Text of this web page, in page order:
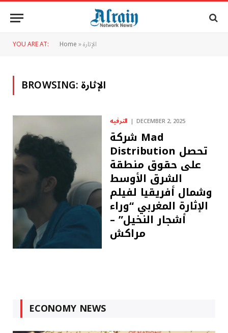
YOU ARE AT: Home»الإثارة
BROWSING:الإثارة
الترفيه DECEMBER 2, 2025
شركة Mad
Distribution تحصل
على حقوق منطقة
الشرق الأوسط
وشمال أفريقيا لفيلم
الإثارة المغربي “وراء
أشجار النخيل” –
مراكش
ECONOMY NEWS